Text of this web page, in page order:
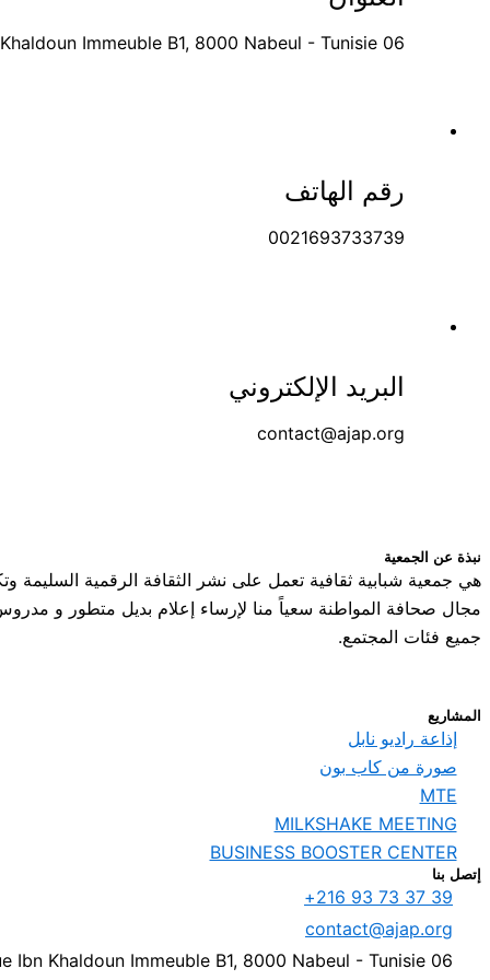
06 Rue Ibn Khaldoun Immeuble B1, 8000 Nabeul - Tunisie
رقم الهاتف
0021693733739
البريد الإلكتروني
contact@ajap.org
نبذة عن الجمعية
هي جمعية شبابية ثقافية تعمل على نشر الثقافة الرقمية السليمة
مجال صحافة المواطنة سعياً منا لإرساء إعلام بديل متطور و
جميع فئات المجتمع.
المشاريع
إذاعة راديو نابل
صورة من كاب بون
MTE
MILKSHAKE MEETING
BUSINESS BOOSTER CENTER
إتصل بنا
39 37 73 93 216+
contact@ajap.org
06 Rue Ibn Khaldoun Immeuble B1, 8000 Nabeul - Tunisie